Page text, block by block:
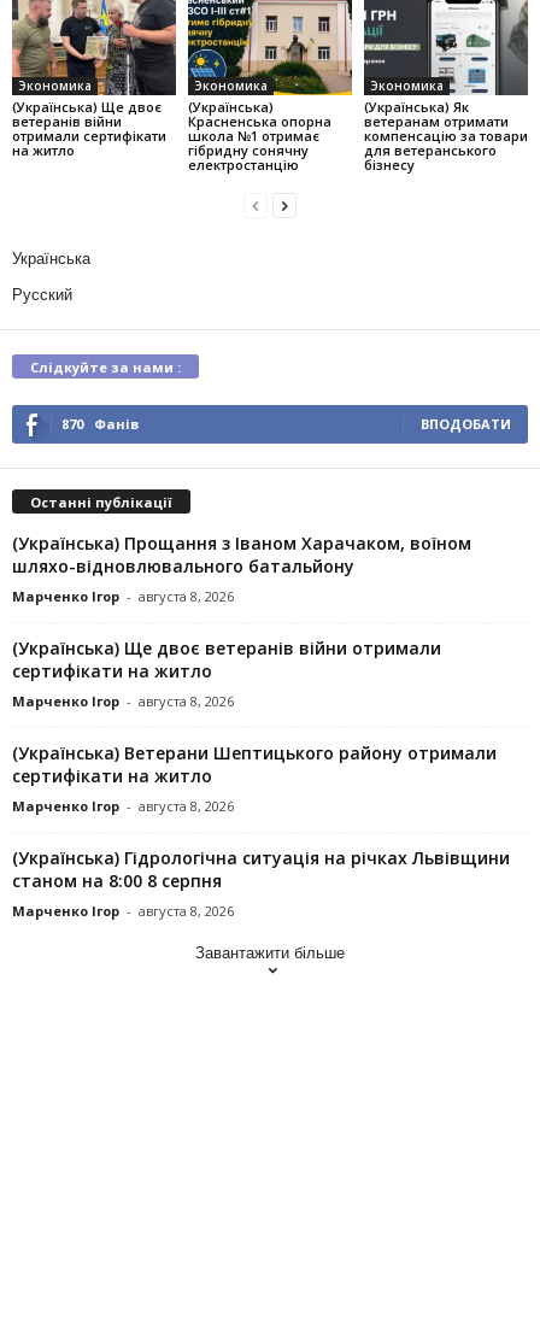
Экономика
(Українська) Ще двоє
ветеранів війни
отримали сертифікати
на житло
Экономика
(Українська)
Красненська опорна
школа №1 отримає
гібридну сонячну
електростанцію
Экономика
(Українська) Як
ветеранам отримати
компенсацію за товари
для ветеранського
бізнесу
Українська
Русский
Слідкуйте за нами :
870 Фанів ВПОДОБАТИ
Останні публікації
(Українська) Прощання з Іваном Харачаком, воїном
шляхо-відновлювального батальйону
Марченко Ігор - августа 8, 2026
(Українська) Ще двоє ветеранів війни отримали
сертифікати на житло
Марченко Ігор - августа 8, 2026
(Українська) Ветерани Шептицького району отримали
сертифікати на житло
Марченко Ігор - августа 8, 2026
(Українська) Гідрологічна ситуація на річках Львівщини
станом на 8:00 8 серпня
Марченко Ігор - августа 8, 2026
Завантажити більше